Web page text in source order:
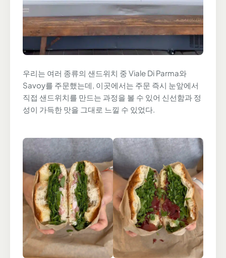
우리는 여러 종류의 샌드위치 중 Viale Di Parma와
Savoy를 주문했는데, 이곳에서는 주문 즉시 눈앞에서
직접 샌드위치를 만드는 과정을 볼 수 있어 신선함과 정
성이 가득한 맛을 그대로 느낄 수 있었다.